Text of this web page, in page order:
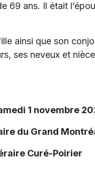
69 ans. Il était
ainsi que son
ses neveux et
1 novembre
du Grand
Curé-Poirier